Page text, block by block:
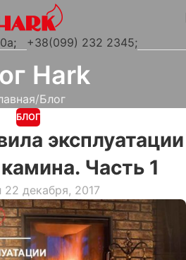
; +38(099) 232 2345;
Hark
Блог
БЛОГ
эксплуатации
Часть 1
22 декабря, 2017